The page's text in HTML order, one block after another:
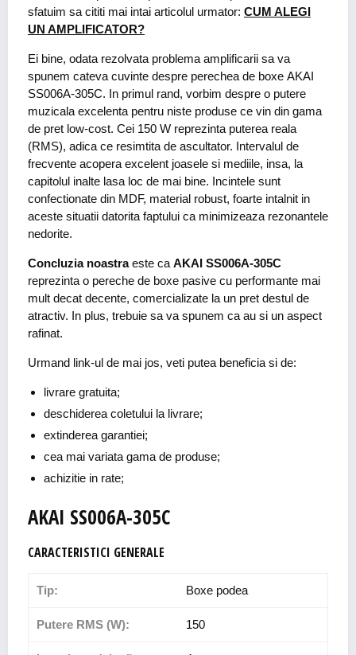
sfatuim sa cititi mai intai articolul urmator: CUM ALEGI
UN AMPLIFICATOR?
Ei bine, odata rezolvata problema amplificarii sa va
spunem cateva cuvinte despre perechea de boxe AKAI
SS006A-305C. In primul rand, vorbim despre o putere
muzicala excelenta pentru niste produse ce vin din gama
de pret low-cost. Cei 150 W reprezinta puterea reala
(RMS), adica ce resimtita de ascultator. Intervalul de
frecvente acopera excelent joasele si mediile, insa, la
capitolul inalte lasa loc de mai bine. Incintele sunt
confectionate din MDF, material robust, foarte intalnit in
aceste situatii datorita faptului ca minimizeaza rezonantele
nedorite.
Concluzia noastraeste ca AKAI SS006A-305C
reprezinta o pereche de boxe pasive cu performante mai
mult decat decente, comercializate la un pret destul de
atractiv. In plus, trebuie sa va spunem ca au si un aspect
rafinat.
Urmand link-ul de mai jos, veti putea beneficia si de:
livrare gratuita;
deschiderea coletului la livrare;
extinderea garantiei;
cea mai variata gama de produse;
achizitie in rate;
AKAI SS006A-305C
CARACTERISTICI GENERALE
Tip: Boxe podea
Putere RMS (W): 150